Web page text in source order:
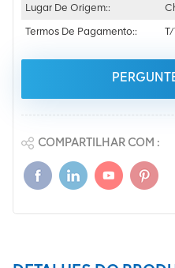
Lugar De Origem::
Termos De Pagamento::
COMPARTILHAR COM :